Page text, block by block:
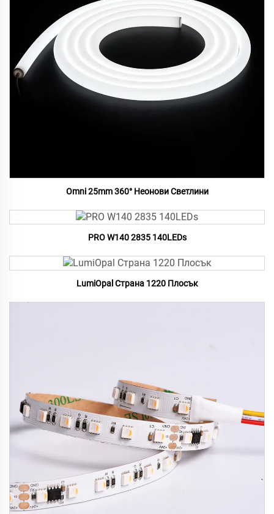
Omni 25mm 360° Неонови Светлини
PRO W140 2835 140LEDs
LumiOpal Страна 1220 Плосък